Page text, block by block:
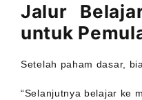
Jalur
untuk
Setelah paham dasar,
“Selanjutnya belajar ke